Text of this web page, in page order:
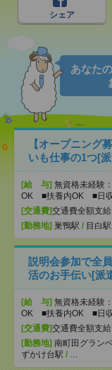
シェア
あなた
【オープニング
いも仕事の1つ[
[給 与] 無資格未経験
OK ■扶養内OK ■日
[交通費]交通費全額支給
[勤務地] 巣鴨駅 / 目白駅
説明会参加で全
活のお手伝い[派
[給 与] 無資格未経験
OK ■扶養内OK ■日
[交通費]交通費全額支給
[勤務地] 南町田グラン
ずかけ台駅 / …